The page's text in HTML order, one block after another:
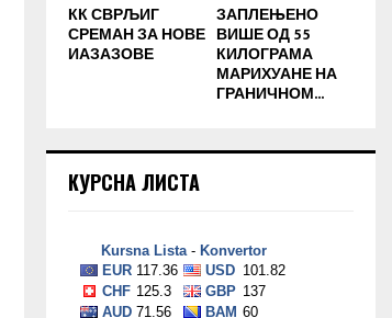
КК СВРЉИГ
СРЕМАН ЗА НОВЕ
ИАЗАЗОВЕ
ЗАПЛЕЊЕНО
ВИШЕ ОД 55
КИЛОГРАМА
МАРИХУАНЕ НА
ГРАНИЧНОМ...
КУРСНА ЛИСТА